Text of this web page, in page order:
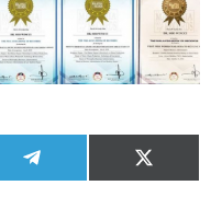
Share
on
Share
on